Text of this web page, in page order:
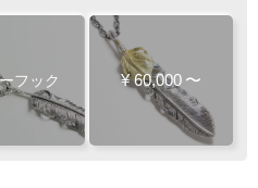
・返品不可
の際は
ご注意下さい
フック ¥ 60,000 〜